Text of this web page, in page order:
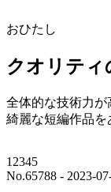
おひたし
クオリティ
全体的な技術力が
綺麗な短編作品を
12345
No.65788 - 2023-